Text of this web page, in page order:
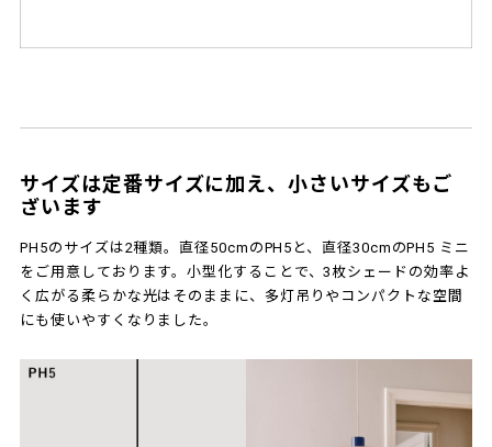
サイズは定番サイズに加え、小さいサイズもご
ざいます
PH5のサイズは2種類。直径50cmのPH5と、直径30cmのPH5 ミニ
をご用意しております。小型化することで、3枚シェードの効率よ
く広がる柔らかな光はそのままに、多灯吊りやコンパクトな空間
にも使いやすくなりました。